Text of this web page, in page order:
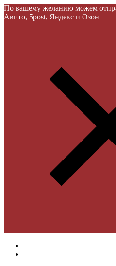
По вашему желанию можем
Авито, 5post, Яндекс и Озон